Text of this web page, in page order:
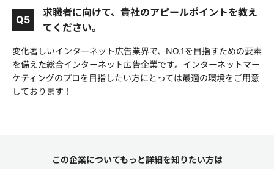
Q5
求職者に向けて、貴社のアピールポイントを教え
てください。
変化著しいインターネット広告業界で、NO.1を目指すための要素
を備えた総合インターネット広告企業です。インターネットマー
ケティングのプロを目指したい方にとっては最適の環境をご用意
しております！
この企業についてもっと詳細を知りたい方は